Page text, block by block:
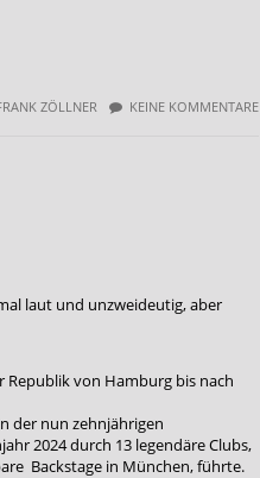
KEINE KOMMENTARE
ZÖLLNER
laut und unzweideutig, aber
Republik von Hamburg bis nach
der nun zehnjährigen
2024 durch 13 legendäre Clubs,
Backstage in München, führte.